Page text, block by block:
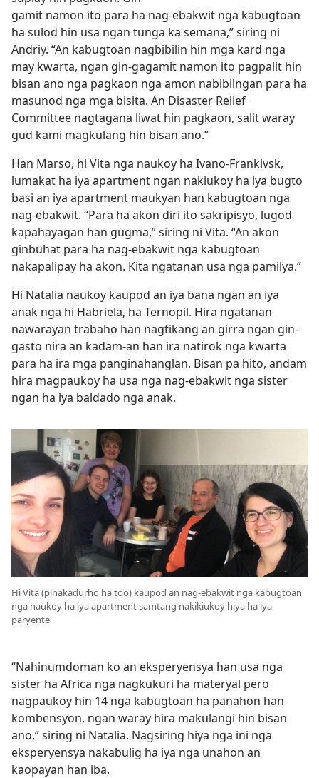
gamit namon ito para ha nag-ebakwit nga kabugtoan
ha sulod hin usa ngan tunga ka semana,” siring ni
Andriy. “An kabugtoan nagbibilin hin mga kard nga
may kwarta, ngan gin-gagamit namon ito pagpalit hin
bisan ano nga pagkaon nga amon nabibilngan para ha
masunod nga mga bisita. An Disaster Relief
Committee nagtagana liwat hin pagkaon, salit waray
gud kami magkulang hin bisan ano.”
Han Marso, hi Vita nga naukoy ha Ivano-Frankivsk,
lumakat ha iya apartment ngan nakiukoy ha iya bugto
basi an iya apartment maukyan han kabugtoan nga
nag-ebakwit. “Para ha akon diri ito sakripisyo, lugod
kapahayagan han gugma,” siring ni Vita. “An akon
ginbuhat para ha nag-ebakwit nga kabugtoan
nakapalipay ha akon. Kita ngatanan usa nga pamilya.”
Hi Natalia naukoy kaupod an iya bana ngan an iya
anak nga hi Habriela, ha Ternopil. Hira ngatanan
nawarayan trabaho han nagtikang an girra ngan gin-
gasto nira an kadam-an han ira natirok nga kwarta
para ha ira mga panginahanglan. Bisan pa hito, andam
hira magpaukoy ha usa nga nag-ebakwit nga sister
ngan ha iya baldado nga anak.
Hi Vita (pinakadurho ha too) kaupod an nag-ebakwit nga kabugtoan
nga naukoy ha iya apartment samtang nakikiukoy hiya ha iya
paryente
“Nahinumdoman ko an eksperyensya han usa nga
sister ha Africa nga nagkukuri ha materyal pero
nagpaukoy hin 14 nga kabugtoan ha panahon han
kombensyon, ngan waray hira makulangi hin bisan
ano,” siring ni Natalia. Nagsiring hiya nga ini nga
eksperyensya nakabulig ha iya nga unahon an
kaopayan han iba.